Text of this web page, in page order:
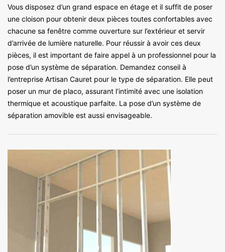
Vous disposez d’un grand espace en étage et il suffit de poser
une cloison pour obtenir deux pièces toutes confortables avec
chacune sa fenêtre comme ouverture sur l’extérieur et servir
d’arrivée de lumière naturelle. Pour réussir à avoir ces deux
pièces, il est important de faire appel à un professionnel pour la
pose d’un système de séparation. Demandez conseil à
l’entreprise Artisan Cauret pour le type de séparation. Elle peut
poser un mur de placo, assurant l’intimité avec une isolation
thermique et acoustique parfaite. La pose d’un système de
séparation amovible est aussi envisageable.